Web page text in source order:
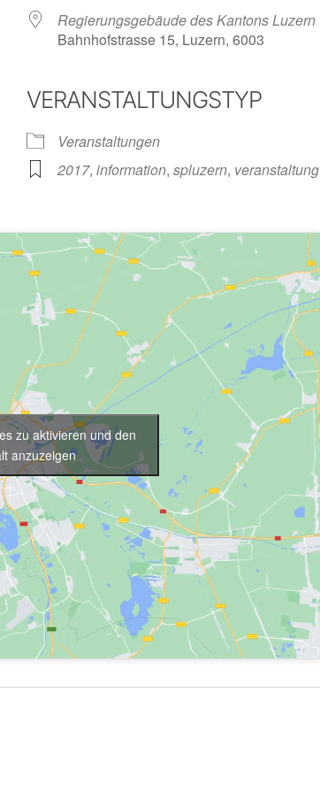
Google Kalender
Regierungsgebäude des Kantons Luzern
Bahnhofstrasse 15, Luzern, 6003
VERANSTALTUNGSTYP
Veranstaltungen
2017, information, spluzern, veranstaltung
zu aktivieren und den
anzuzeigen
der SP Kanton Luzern.